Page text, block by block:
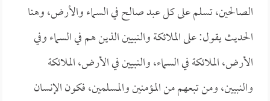
الصالحين، تسلم على كل عبد صالح في السماء والأرض، وهنا
الحديث يقول: على الملائكة والنبيين الذين هم في السماء وفي
الأرض، الملائكة في السماء، والنبيين في الأرض، الملائكة
والنبيين، ومن تبعهم من المؤمنين والمسلمين، فكون الإنسان